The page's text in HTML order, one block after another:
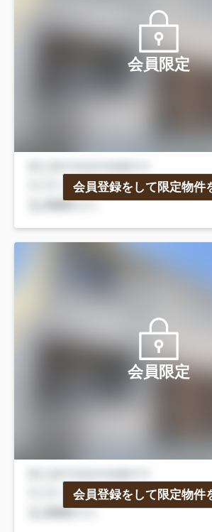
会員限定
会員登録をして限定物件
会員限定
会員登録をして限定物件